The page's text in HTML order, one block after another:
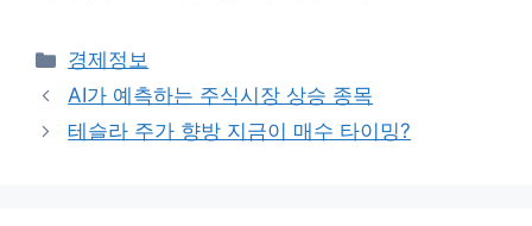
Categories
경제정보
AI가 예측하는 주식시장 상승 종목
테슬라 주가 향방 지금이 매수 타이밍?